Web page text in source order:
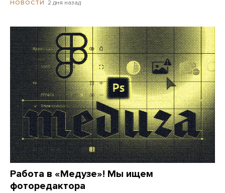
НОВОСТИ 2 дня назад
Работа в «Медузе»! Мы ищем
фоторедактора